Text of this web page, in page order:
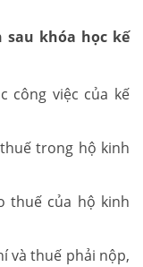
khóa học kế
công việc của kế
trong hộ kinh
thuế của hộ kinh
và thuế phải nộp,